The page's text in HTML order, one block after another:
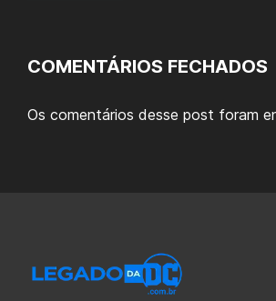
COMENTÁRIOS FECHADOS
Os comentários desse post foram